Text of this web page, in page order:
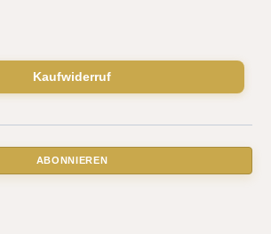
Kaufwiderruf